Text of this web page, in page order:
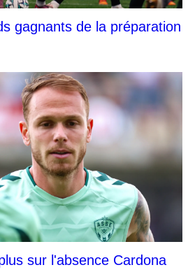
gagnants de la préparation
sur l'absence Cardona